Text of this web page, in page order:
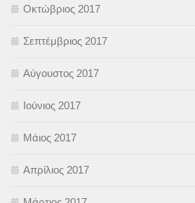
Οκτώβριος 2017
Σεπτέμβριος 2017
Αύγουστος 2017
Ιούνιος 2017
Μάιος 2017
Απρίλιος 2017